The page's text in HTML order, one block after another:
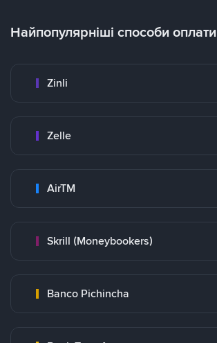
Найпопулярніші способи оплати
Zinli
Zelle
AirTM
Skrill (Moneybookers)
Banco Pichincha